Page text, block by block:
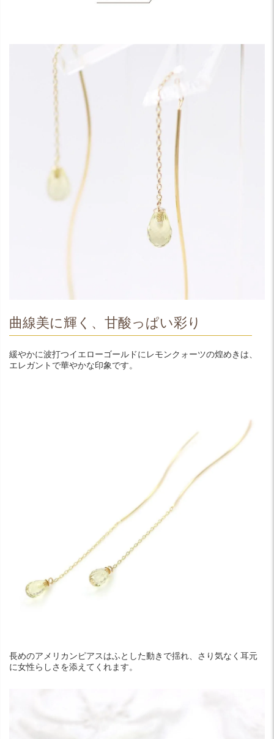
曲線美に輝く、甘酸っぱい彩り
緩やかに波打つイエローゴールドにレモンクォーツの煌めきは、
エレガントで華やかな印象です。
長めのアメリカンピアスはふとした動きで揺れ、さり気なく耳元
に女性らしさを添えてくれます。